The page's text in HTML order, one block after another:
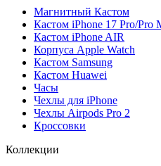
Магнитный Кастом
Кастом iPhone 17 Pro/Pro
Кастом iPhone AIR
Корпуса Apple Watch
Кастом Samsung
Кастом Huawei
Часы
Чехлы для iPhone
Чехлы Airpods Pro 2
Кроссовки
Коллекции